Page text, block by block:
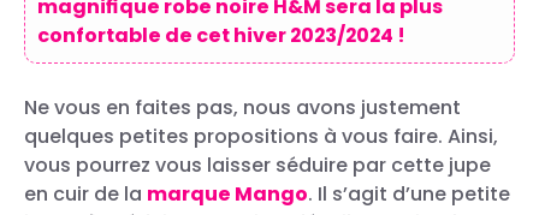
magnifique robe noire H&M sera la plus
confortable de cet hiver 2023/2024 !
Ne vous en faites pas, nous avons justement
quelques petites propositions à vous faire. Ainsi,
vous pourrez vous laisser séduire par cette jupe
en cuir de la marque Mango. Il s’agit d’une petite